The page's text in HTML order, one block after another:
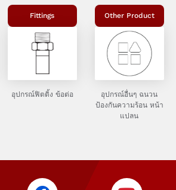
Fittings
อุปกรณ์ฟิตติ้ง ข้อต่อ
Other Product
อุปกรณ์อื่นๆ ฉนวน
ป้องกันความร้อน หน้า
แปลน